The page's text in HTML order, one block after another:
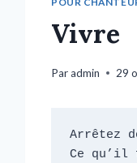
Vivre
Paradmin 29
Arrêtez
Ce